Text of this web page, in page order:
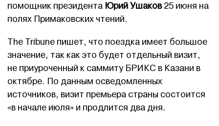
помощник президента Юрий Ушаков25 июня на
полях Примаковских чтений.
The Tribune пишет, что поездка имеет большое
значение, так как это будет отдельный визит,
не приуроченный к саммиту БРИКС в Казани в
октябре. По данным осведомленных
источников, визит премьера страны состоится
«в начале июля» и продлится два дня.